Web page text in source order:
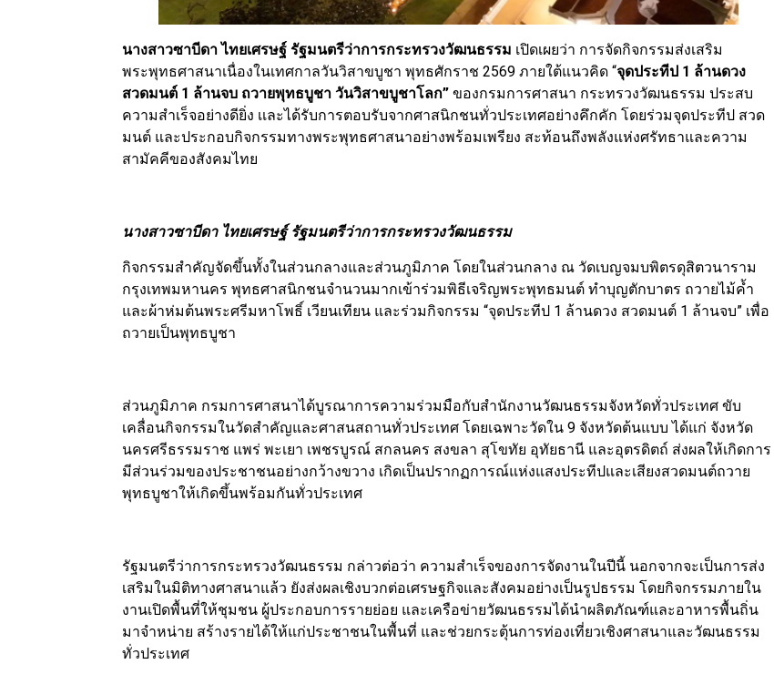
นางสาวซาบีดา ไทยเศรษฐ์ รัฐมนตรีว่าการกระทรวงวัฒนธรรม เปิดเผยว่า การจัดกิจกรรมส่งเสริม
พระพุทธศาสนาเนื่องในเทศกาลวันวิสาขบูชา พุทธศักราช 2569 ภายใต้แนวคิด “จุดประทีป 1 ล้านดวง
สวดมนต์ 1 ล้านจบ ถวายพุทธบูชา วันวิสาขบูชาโลก” ของกรมการศาสนา กระทรวงวัฒนธรรม ประสบ
ความสำเร็จอย่างดียิ่ง เเละได้รับการตอบรับจากศาสนิกชนทั่วประเทศอย่างคึกคัก โดยร่วมจุดประทีป สวด
มนต์ และประกอบกิจกรรมทางพระพุทธศาสนาอย่างพร้อมเพรียง สะท้อนถึงพลังแห่งศรัทธาและความ
สามัคคีของสังคมไทย
นางสาวซาบีดา ไทยเศรษฐ์ รัฐมนตรีว่าการกระทรวงวัฒนธรรม
กิจกรรมสำคัญจัดขึ้นทั้งในส่วนกลางและส่วนภูมิภาค โดยในส่วนกลาง ณ วัดเบญจมบพิตรดุสิตวนาราม
กรุงเทพมหานคร พุทธศาสนิกชนจำนวนมากเข้าร่วมพิธีเจริญพระพุทธมนต์ ทำบุญตักบาตร ถวายไม้ค้ำ
และผ้าห่มต้นพระศรีมหาโพธิ์ เวียนเทียน และร่วมกิจกรรม “จุดประทีป 1 ล้านดวง สวดมนต์ 1 ล้านจบ” เพื่อ
ถวายเป็นพุทธบูชา
ส่วนภูมิภาค กรมการศาสนาได้บูรณาการความร่วมมือกับสำนักงานวัฒนธรรมจังหวัดทั่วประเทศ ขับ
เคลื่อนกิจกรรมในวัดสำคัญและศาสนสถานทั่วประเทศ โดยเฉพาะวัดใน 9 จังหวัดต้นแบบ ได้แก่ จังหวัด
นครศรีธรรมราช แพร่ พะเยา เพชรบูรณ์ สกลนคร สงขลา สุโขทัย อุทัยธานี และอุตรดิตถ์ ส่งผลให้เกิดการ
มีส่วนร่วมของประชาชนอย่างกว้างขวาง เกิดเป็นปรากฏการณ์แห่งแสงประทีปและเสียงสวดมนต์ถวาย
พุทธบูชาให้เกิดขึ้นพร้อมกันทั่วประเทศ
รัฐมนตรีว่าการกระทรวงวัฒนธรรม กล่าวต่อว่า ความสำเร็จของการจัดงานในปีนี้ นอกจากจะเป็นการส่ง
เสริมในมิติทางศาสนาแล้ว ยังส่งผลเชิงบวกต่อเศรษฐกิจและสังคมอย่างเป็นรูปธรรม โดยกิจกรรมภายใน
งานเปิดพื้นที่ให้ชุมชน ผู้ประกอบการรายย่อย และเครือข่ายวัฒนธรรมได้นำผลิตภัณฑ์และอาหารพื้นถิ่น
มาจำหน่าย สร้างรายได้ให้แก่ประชาชนในพื้นที่ และช่วยกระตุ้นการท่องเที่ยวเชิงศาสนาและวัฒนธรรม
ทั่วประเทศ